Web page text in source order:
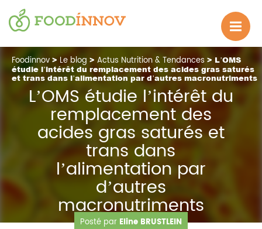
Foodinnov > Le blog > Actus Nutrition & Tendances > L’OMS
étudie l’intérêt du remplacement des acides gras saturés
et trans dans l’alimentation par d’autres macronutriments
L’OMS étudie l’intérêt du
remplacement des
acides gras saturés et
trans dans
l’alimentation par
d’autres
macronutriments
Posté par Eline BRUSTLEIN